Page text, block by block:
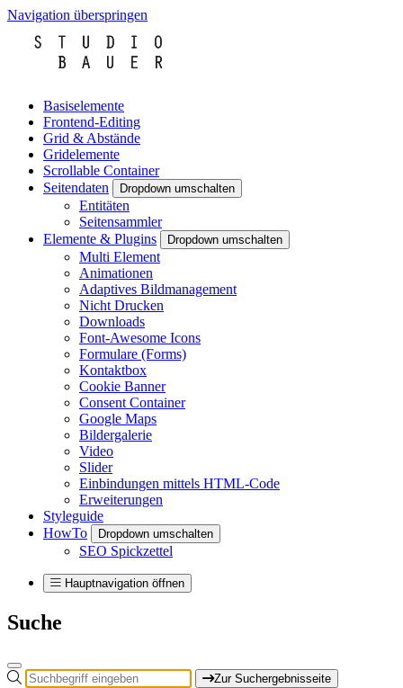
Navigation überspringen
Basiselemente
Frontend-Editing
Grid & Abstände
Gridelemente
Scrollable Container
Seitendaten
Dropdown umschalten
Entitäten
Seitensammler
Elemente & Plugins
Dropdown umschalten
Multi Element
Animationen
Adaptives Bildmanagement
Nicht Drucken
Downloads
Font-Awesome Icons
Formulare (Forms)
Kontaktbox
Cookie Banner
Consent Container
Google Maps
Bildergalerie
Video
Slider
Einbindungen mittels HTML-Code
Erweiterungen
Styleguide
HowTo
Dropdown umschalten
SEO Spickzettel
Hauptnavigation öffnen
Suche
Zur Suchergebnisseite